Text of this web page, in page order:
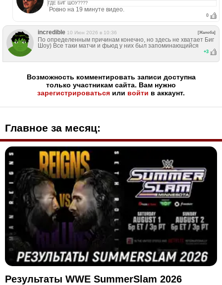
ГДЕ БИГ ШОУ????
Ровно на 19 минуте видео.
0
incredible 10 Июн 2026 в 10:36 [Жалоба]
По определенным причинам конечно, но здесь не хватает Биг
Шоу) Все таки матчи и фьюд у них был запоминающийся
+3
Возможность комментировать записи доступна
только участникам сайта. Вам нужно
зарегистрироваться или войти в аккаунт.
Главное за месяц:
Результаты WWE SummerSlam 2026